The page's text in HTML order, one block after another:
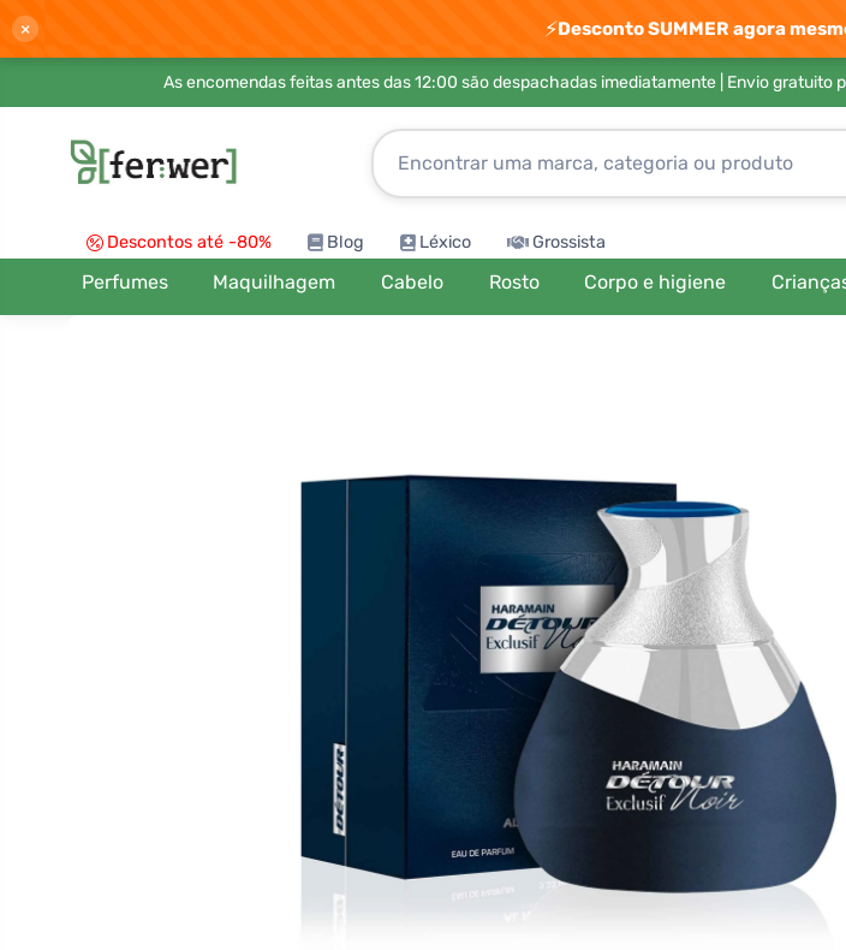
× ⚡Desconto SUMMER agora
As encomendas feitas antes das 12:00 são despachadas imediatamente | Envio gratuito
Descontos até -80% Blog Léxico Grossista
Perfumes Maquilhagem Cabelo Rosto Corpo e higiene